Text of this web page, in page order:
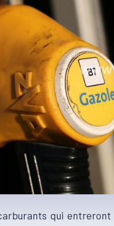
qui